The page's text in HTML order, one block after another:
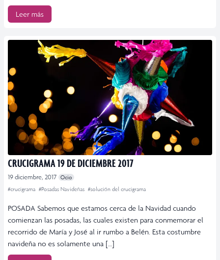
Leer más
CRUCIGRAMA 19 DE DICIEMBRE 2017
19 diciembre, 2017 Ocio
#crucigrama #Posadas Navideñas #solución del crucigrama
POSADA Sabemos que estamos cerca de la Navidad cuando
comienzan las posadas, las cuales existen para conmemorar el
recorrido de María y José al ir rumbo a Belén. Esta costumbre
navideña no es solamente una […]